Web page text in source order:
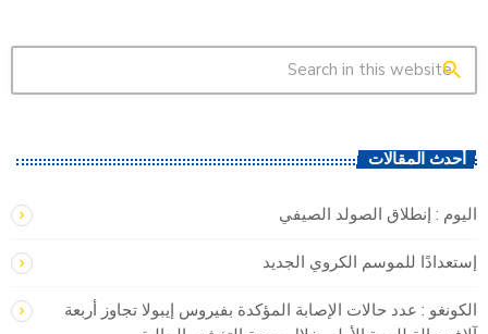
search
أحدث المقالات
اليوم : إنطلاق الصولد الصيفي
إستعدادًا للموسم الكروي الجديد
الكونغو : ​عدد حالات الإصابة المؤكدة بفيروس إيبولا تجاوز ‌أربعة